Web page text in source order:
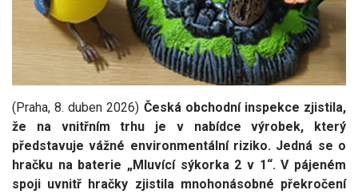
(Praha, 8. duben 2026) Česká obchodní inspekce zjistila,
že na vnitřním trhu je v nabídce výrobek, který
představuje vážné environmentální riziko. Jedná se o
hračku na baterie „Mluvící sýkorka 2 v 1“. V pájeném
spoji uvnitř hračky zjistila mnohonásobné překročení